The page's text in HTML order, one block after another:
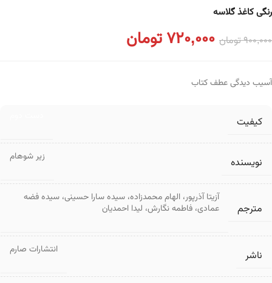
رنگی کاغذ گلاسه
900,000تومان 720,000تومان
آسیب دیدگی عطف کتاب
کیفیت
نویسنده زیر شوهام
مترجم
آزیتا آذرپور، الهام محمدزاده، سیده سارا حسینی، سیده فضه
عمادی، فاطمه نگارش، لیدا احمدیان
ناشر انتشارات صارم